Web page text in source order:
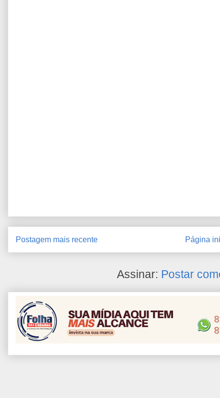
Postagem mais recente Página
Assinar: Postar